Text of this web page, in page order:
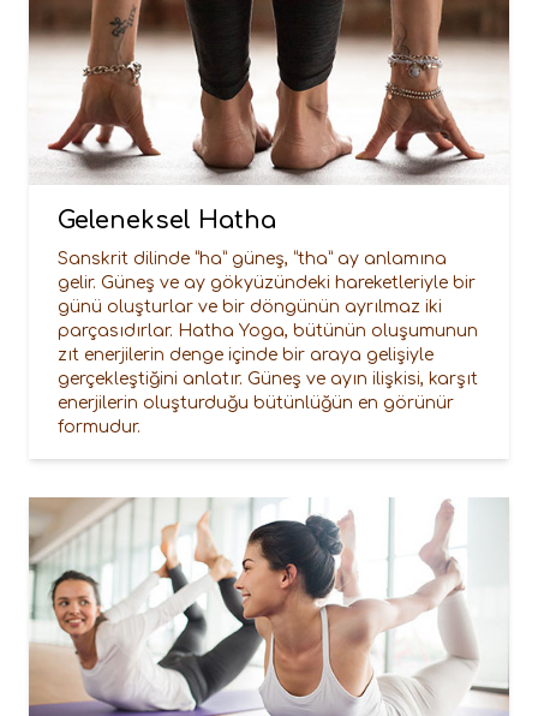
Geleneksel Hatha
Sanskrit dilinde “ha” güneş, “tha” ay anlamına
gelir. Güneş ve ay gökyüzündeki hareketleriyle bir
günü oluşturlar ve bir döngünün ayrılmaz iki
parçasıdırlar. Hatha Yoga, bütünün oluşumunun
zıt enerjilerin denge içinde bir araya gelişiyle
gerçekleştiğini anlatır. Güneş ve ayın ilişkisi, karşıt
enerjilerin oluşturduğu bütünlüğün en görünür
formudur.